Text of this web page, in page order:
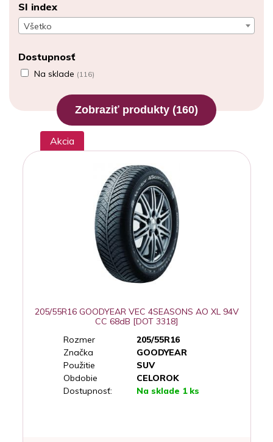
SI index
Všetko
Dostupnosť
Na sklade (116)
Zobraziť produkty (160)
Akcia
205/55R16 GOODYEAR VEC 4SEASONS AO XL 94V
CC 68dB [DOT 3318]
Rozmer
205/55R16
Značka
GOODYEAR
Použitie
SUV
Obdobie
CELOROK
Dostupnosť:
Na sklade 1 ks